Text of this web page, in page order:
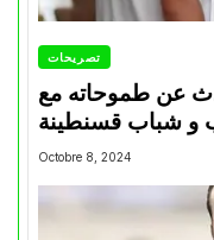
تصريحات
عن طموحاته مع
و شباب قسنطينة
Octobre 8, 2024